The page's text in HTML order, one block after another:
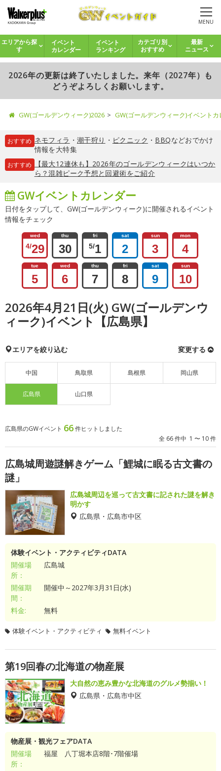
MENU
エリアから探
す
イベント
カレンダー
イベント
ランキング
カテゴリ別
おすすめ
最新
ニュース
2026年の更新は終了いたしました。来年（2027年）も
どうぞよろしくお願いします。
GW(ゴールデンウィーク)2026 GW(ゴールデンウィーク)イベント
おすすめ ネモフィラ ・ 潮干狩り ・ ピクニック ・ BBQなどおでかけ
情報を大特集
おすすめ
【最大12連休も】2026年のゴールデンウィークはいつか
ら？混雑ピーク予想と回避術をご紹介
GWイベントカレンダー
日付をタップして、GW(ゴールデンウィーク)に開催されるイベント
情報をチェック
wed
4/29
thu
30
fri
5/1
sat
2
sun
3
mon
4
tue
5
wed
6
thu
7
fri
8
sat
9
sun
10
2026年4月21日(火) GW(ゴールデンウ
ィーク)イベント【広島県】
エリアを絞り込む 変更する
中国 鳥取県 島根県 岡山県
広島県 山口県
広島県のGWイベント 66件ヒットしました
全 66 件中 1 〜 10 件
広島城周遊謎解きゲーム「鯉城に眠る古文書の
謎」
広島城周辺を巡って古文書に記された謎を解き
明かす
広島県・広島市中区
体験イベント・アクティビティDATA
開催場
所：
広島城
開催期
間：
開催中～2027年3月31日(水)
料金: 無料
体験イベント・アクティビティ 無料イベント
第19回春の北海道の物産展
大自然の恵み豊かな北海道のグルメ勢揃い！
広島県・広島市中区
物産展・観光フェアDATA
開催場
所：
福屋 八丁堀本店8階･7階催場